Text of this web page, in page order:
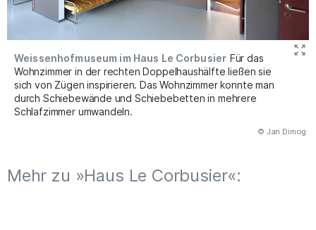
Weissenhofmuseum im Haus Le Corbusier Für das
Wohnzimmer in der rechten Doppelhaushälfte ließen sie
sich von Zügen inspirieren. Das Wohnzimmer konnte man
durch Schiebewände und Schiebebetten in mehrere
Schlafzimmer umwandeln.
© Jan Dimog
Mehr zu »Haus Le Corbusier«: